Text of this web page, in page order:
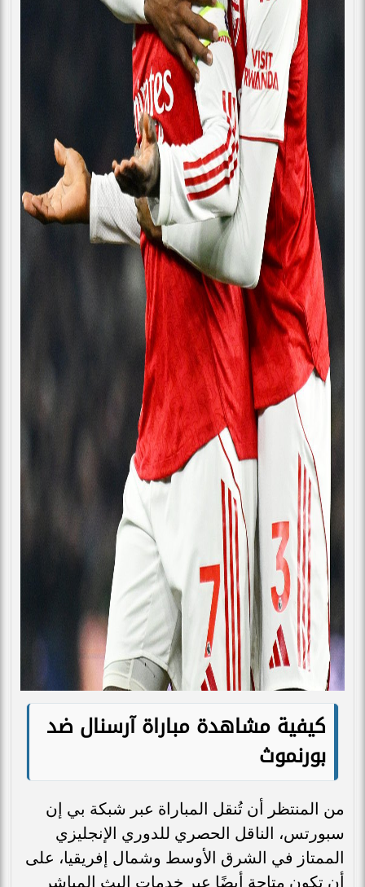
كيفية مشاهدة مباراة آرسنال ضد
بورنموث
من المنتظر أن تُنقل المباراة عبر شبكة بي إن
سبورتس، الناقل الحصري للدوري الإنجليزي
الممتاز في الشرق الأوسط وشمال إفريقيا، على
أن تكون متاحة أيضًا عبر خدمات البث المباشر